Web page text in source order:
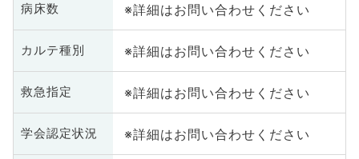
病床数 ※詳細はお問い合わせください
カルテ種別 ※詳細はお問い合わせください
救急指定 ※詳細はお問い合わせください
学会認定状況 ※詳細はお問い合わせください